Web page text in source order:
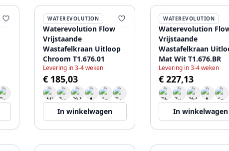
WATEREVOLUTION
Waterevolution Flow
Vrijstaande
Wastafelkraan Uitloop
Chroom T1.676.01
Levering in 3-4 weken
€ 185,03
In winkelwagen
WATEREVOLUTION
Waterevolution
Vrijstaande
Wastafelkraan
Mat Wit T1.676.BR
Levering in 3-4 weken
€ 227,13
In winkelwagen